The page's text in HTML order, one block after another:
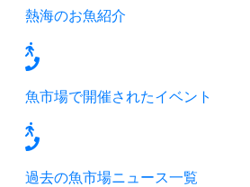
熱海のお魚紹介
魚市場で開催されたイベント
過去の魚市場ニュース一覧